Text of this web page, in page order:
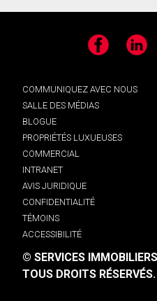
Facebook LinkedIn
COMMUNIQUEZ AVEC NOUS
SALLE DES MÉDIAS
BLOGUE
PROPRIÉTÉS LUXUEUSES
COMMERCIAL
INTRANET
AVIS JURIDIQUE
CONFIDENTIALITÉ
TÉMOINS
ACCESSIBILITÉ
© SERVICES
TOUS DROITS RÉSERVÉS.